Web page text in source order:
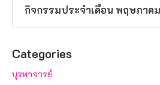
กิจกรรมประจำเดือน พฤษภาค
Categories
บุรพาจารย์